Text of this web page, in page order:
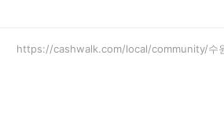
https://cashwalk.com/local/community/수